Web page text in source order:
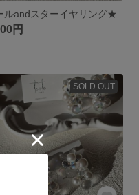
ルandスターイヤリング★
円
SOLD OUT